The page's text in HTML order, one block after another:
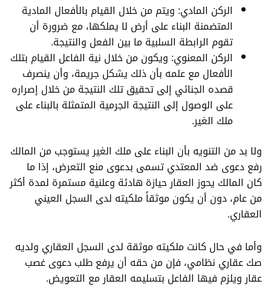
الركن المادي: ويتم من خلال القيام بالأفعال المادية
المتضمنة البناء على أرض لا يملكها، مع ضرورة أن
تقوم الرابطة السلبية ما بين الفعل والنتيجة.
الركن المعنوي: ويكون من خلال نية الفاعل القيام بتلك
الأفعال مع علمه بأن ذلك يشكل جريمة، وأن ينصرف
قصده الجنائي إلى تحقيق تلك النتيجة من خلال إصراره
على الوصول إلى النتيجة الجرمية المتمثلة بالبناء على
ملك الغير.
ولا بد من التنويه بأن البناء على ملك الغير يستوجب من المالك
رفع دعوى ضد المعتدي تسمى بدعوى منع التعرض، إذا ما
كان المالك يحوز العقار حيازة هادئة وعلنية مستمرة لمدة أكثر
من عام، دون أن يكون موثقاً ملكيته لدى السجل العيني
العقاري.
وأما في حال كانت ملكيته موثقة لدى السجل العقاري ولديه
صك عقاري نظامي، فإن من حقه أن يرفع طلب دعوى غصب
عقار ويلزم فيها الفاعل بتسليمه العقار مع التعويض.